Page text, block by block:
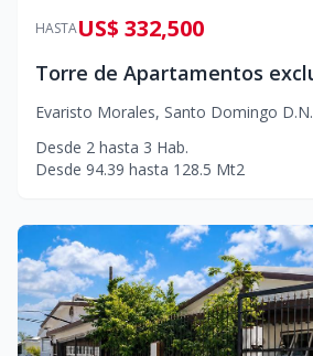
HASTAUS$ 332,500
Evaristo Morales, Santo Domingo D.N.
Desde 2 hasta 3 Hab.
Desde 94.39 hasta 128.5 Mt2